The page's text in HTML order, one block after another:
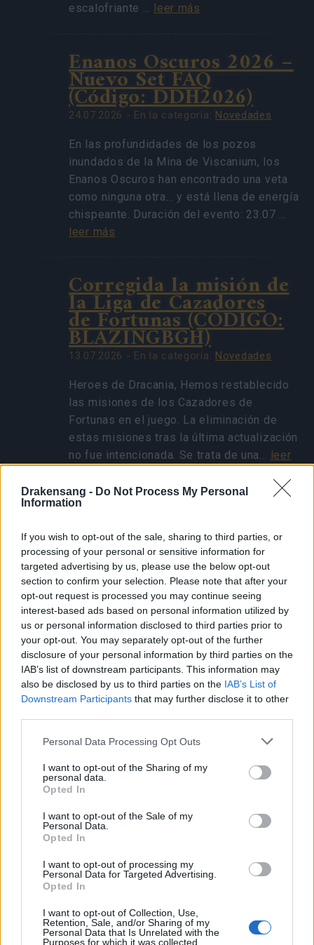
Drakensang - Do Not Process My Personal
Information
If you wish to opt-out of the sale, sharing to third parties, or
processing of your personal or sensitive information for
targeted advertising by us, please use the below opt-out
section to confirm your selection. Please note that after your
opt-out request is processed you may continue seeing
interest-based ads based on personal information utilized by
us or personal information disclosed to third parties prior to
your opt-out. You may separately opt-out of the further
disclosure of your personal information by third parties on the
IAB’s list of downstream participants. This information may
also be disclosed by us to third parties on the IAB’s List of
Downstream Participants that may further disclose it to other
Please note that this website/app uses one or more Google
not limited to your visit or usage behaviour. You may click to
grant or deny consent to Google and its third-party tags to
use your data for below specified purposes in below Google
consent section.
Personal Data Processing Opt Outs
I want to opt-out of the Sharing of my
personal data.
Opted In
I want to opt-out of the Sale of my
Personal Data.
Opted In
I want to opt-out of processing my
Personal Data for Targeted Advertising.
Opted In
I want to opt-out of Collection, Use,
Retention, Sale, and/or Sharing of my
Personal Data that Is Unrelated with the
Purposes for which it was collected.
escalofriante …
leer más
Enanos Oscuros 2026 –
Nuevo Set FAQ
(Código: DDH2026)
24.07.2026 - En la categoría: Novedades
En las profundidades de los pozos
inundados de la Mina de Viscanium, los
Enanos Oscuros han encontrado una veta
como ninguna otra… y está llena de energía
chispeante. Duración del evento: 23.07 …
leer más
Corregida la misión de
la Liga de Cazadores
de Fortunas (CÓDIGO:
BLAZINGBGH)
13.07.2026 - En la categoría: Novedades
Heroes de Dracania, Hemos restablecido
las misiones de los Cazadores de
Fortunas en el juego. La eliminación de
estas misiones tras la última actualización
no fue intencionada. Se trata de una… leer
Actualización 225
13.11.2019 - En la categoría:Actualizaciones
Héroes de Dracania: Mañana, 14-11-2019,
los servidores se actualizarán a la versión
225, por lo que estaremos de
mantenimiento de 09:00 a 10:30 AM,
aproximadamente. La información sobre la
Actualización 221
(Festival del
Aniversario de
Dracania)
19.08.2019 - En la categoría:
Héroes de Dracania: Mañana, día 20 de
Agosto de 2019, los servidores se
este motivo, tendremos el juego en
mantenimiento de 08:30 a 9:30 AM CET.